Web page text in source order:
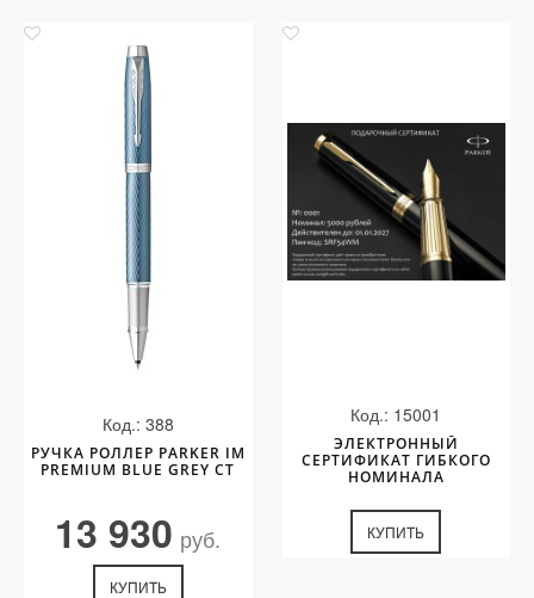
Код.: 388
РУЧКА РОЛЛЕР PARKER IM
PREMIUM BLUE GREY CT
13 930 руб.
КУПИТЬ
Код.: 15001
ЭЛЕКТРОННЫЙ
СЕРТИФИКАТ ГИБКОГО
НОМИНАЛА
КУПИТЬ